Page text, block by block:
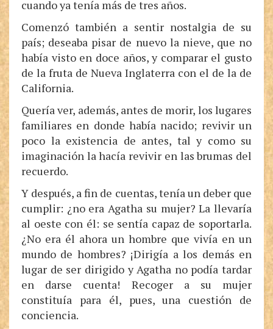
cuando ya tenía más de tres años.
Comenzó también a sentir nostalgia de su
país; deseaba pisar de nuevo la nieve, que no
había visto en doce años, y comparar el gusto
de la fruta de Nueva Inglaterra con el de la de
California.
Quería ver, además, antes de morir, los lugares
familiares en donde había nacido; revivir un
poco la existencia de antes, tal y como su
imaginación la hacía revivir en las brumas del
recuerdo.
Y después, a fin de cuentas, tenía un deber que
cumplir: ¿no era Agatha su mujer? La llevaría
al oeste con él: se sentía capaz de soportarla.
¿No era él ahora un hombre que vivía en un
mundo de hombres? ¡Dirigía a los demás en
lugar de ser dirigido y Agatha no podía tardar
en darse cuenta! Recoger a su mujer
constituía para él, pues, una cuestión de
conciencia.